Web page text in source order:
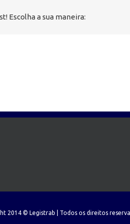
Escolha a sua maneira:
2014 © Legistrab | Todos os direitos